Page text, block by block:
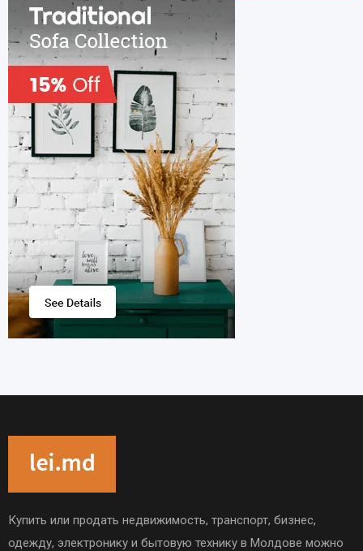
Купить или продать недвижимость, транспорт, бизнес,
одежду, электронику и бытовую технику в Молдове можно